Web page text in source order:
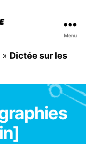
Menu
» Dictée sur les